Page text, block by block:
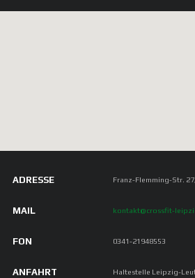
ADRESSE Franz-Flemming-Str.
MAIL kontakt@crossfit-
FON 0341-21948553
ANFAHRT Haltestelle Leipzig-